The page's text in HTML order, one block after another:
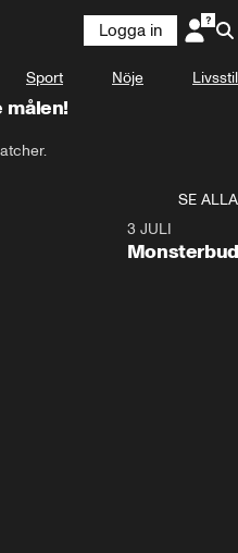
Logga in
Sport Nöje Livsstil
målen!
SE ALLA
3 JULI